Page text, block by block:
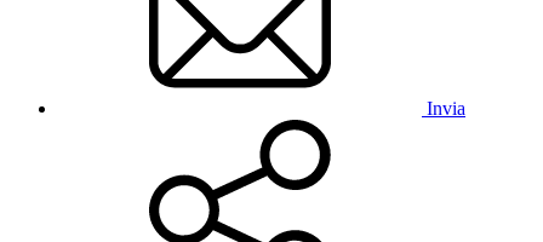
Invia